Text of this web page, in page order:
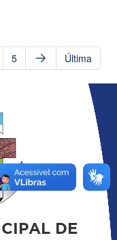
5 Última
DE